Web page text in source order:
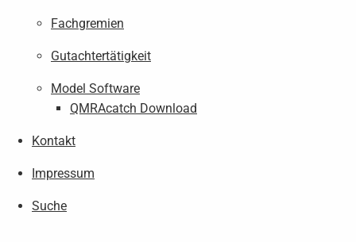
Fachgremien
Gutachtertätigkeit
Model Software
QMRAcatch Download
Kontakt
Impressum
Suche